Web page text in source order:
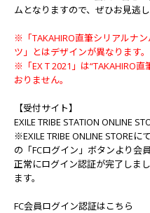
ムとなりますので、ぜひお見逃
※「TAKAHIRO直筆シリアルナ
ツ」とはデザインが異なります。
※「EX T 2021」は“TAKAHIRO
おりません。
【受付サイト】
EXILE TRIBE STATION ONLINE
※EXILE TRIBE ONLINE STORE
の「FCログイン」ボタンより会
正常にログイン認証が完了しま
ます。
FC会員ログイン認証はこちら